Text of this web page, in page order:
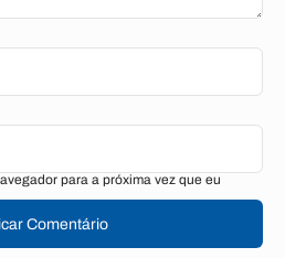
para a próxima vez que eu
Comentário